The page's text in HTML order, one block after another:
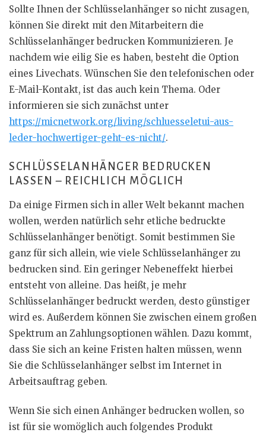
Sollte Ihnen der Schlüsselanhänger so nicht zusagen,
können Sie direkt mit den Mitarbeitern die
Schlüsselanhänger bedrucken Kommunizieren. Je
nachdem wie eilig Sie es haben, besteht die Option
eines Livechats. Wünschen Sie den telefonischen oder
E-Mail-Kontakt, ist das auch kein Thema. Oder
informieren sie sich zunächst unter
https://micnetwork.org/living/schluesseletui-aus-
leder-hochwertiger-geht-es-nicht/.
SCHLÜSSELANHÄNGER BEDRUCKEN
LASSEN – REICHLICH MÖGLICH
Da einige Firmen sich in aller Welt bekannt machen
wollen, werden natürlich sehr etliche bedruckte
Schlüsselanhänger benötigt. Somit bestimmen Sie
ganz für sich allein, wie viele Schlüsselanhänger zu
bedrucken sind. Ein geringer Nebeneffekt hierbei
entsteht von alleine. Das heißt, je mehr
Schlüsselanhänger bedruckt werden, desto günstiger
wird es. Außerdem können Sie zwischen einem großen
Spektrum an Zahlungsoptionen wählen. Dazu kommt,
dass Sie sich an keine Fristen halten müssen, wenn
Sie die Schlüsselanhänger selbst im Internet in
Arbeitsauftrag geben.
Wenn Sie sich einen Anhänger bedrucken wollen, so
ist für sie womöglich auch folgendes Produkt